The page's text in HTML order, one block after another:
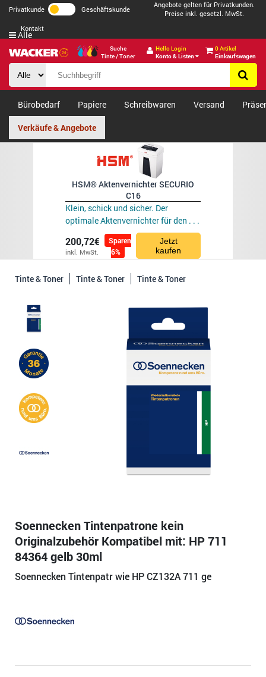
Privatkunde Geschäftskunde
Angebote gelten für Privatkunden.
Preise inkl. gesetzl. MwSt.
Kontakt
Suche
Tinte / Toner
Hello Login
Konto & Listen
0 Artikel
Einkaufswagen
Alle
Bürobedarf Papiere Schreibwaren Versand
Verkäufe & Angebote
HSM® Aktenvernichter SECURIO
C16
Klein, schick und sicher. Der
optimale Aktenvernichter für den . . .
200,72€
inkl. MwSt.
Sparen
6%
Jetzt
kaufen
Tinte & Toner Tinte & Toner Tinte & Toner
Soennecken Tintenpatrone kein
Originalzubehör Kompatibel mit: HP 711
84364 gelb 30ml
Soennecken Tintenpatr wie HP CZ132A 711 ge